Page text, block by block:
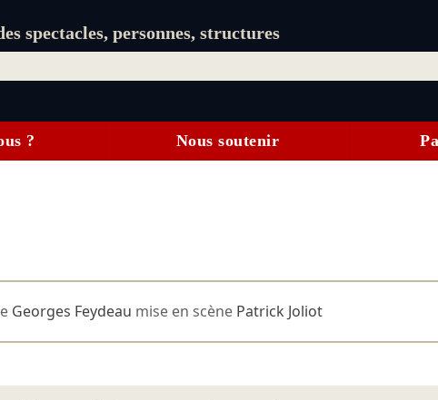
spectacles, personnes, structures
? Nous soutenir
Georges Feydeau mise en scène Patrick Joliot